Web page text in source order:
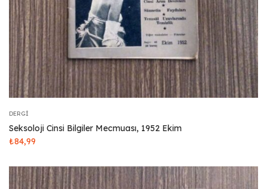
DERGI
Seksoloji Cinsi Bilgiler Mecmuası, 1952 Ekim
₺84,99